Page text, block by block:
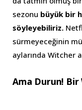
sezonu büyük bir
söyleyebiliriz.
sürmeyeceğinin
aylarında Witcher
Ama Durun! Bir